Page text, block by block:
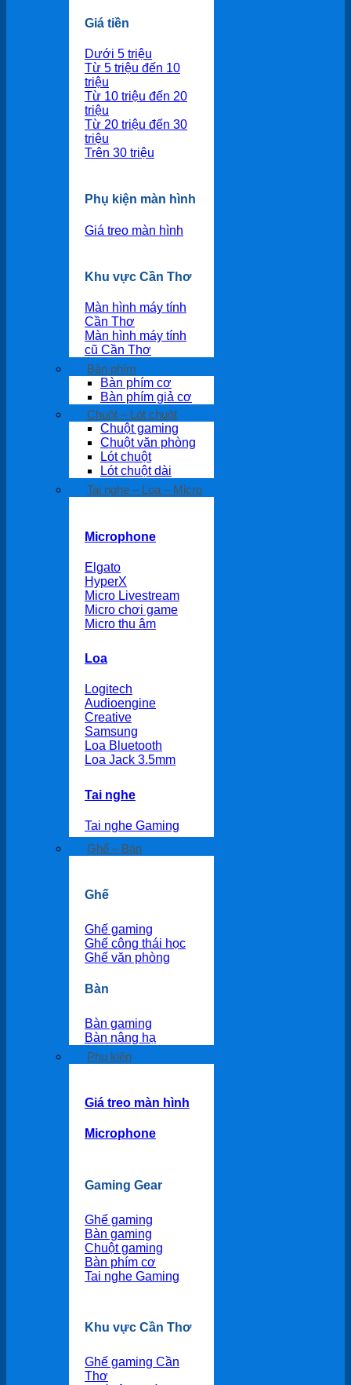
Giá tiền
Dưới 5 triệu
Từ 5 triệu đến 10
triệu
Từ 10 triệu đến 20
triệu
Từ 20 triệu đến 30
triệu
Trên 30 triệu
Phụ kiện màn hình
Giá treo màn hình
Khu vực Cần Thơ
Màn hình máy tính
Cần Thơ
Màn hình máy tính
cũ Cần Thơ
Bàn phím
Bàn phím cơ
Bàn phím giả cơ
Chuột – Lót chuột
Chuột gaming
Chuột văn phòng
Lót chuột
Lót chuột dài
Tai nghe – Loa – Micro
Microphone
Elgato
HyperX
Micro Livestream
Micro chơi game
Micro thu âm
Loa
Logitech
Audioengine
Creative
Samsung
Loa Bluetooth
Loa Jack 3.5mm
Tai nghe
Tai nghe Gaming
Ghế – Bàn
Ghế
Ghế gaming
Ghế công thái học
Ghế văn phòng
Bàn
Bàn gaming
Bàn nâng hạ
Phụ kiện
Giá treo màn hình
Microphone
Gaming Gear
Ghế gaming
Bàn gaming
Chuột gaming
Bàn phím cơ
Tai nghe Gaming
Khu vực Cần Thơ
Ghế gaming Cần
Thơ